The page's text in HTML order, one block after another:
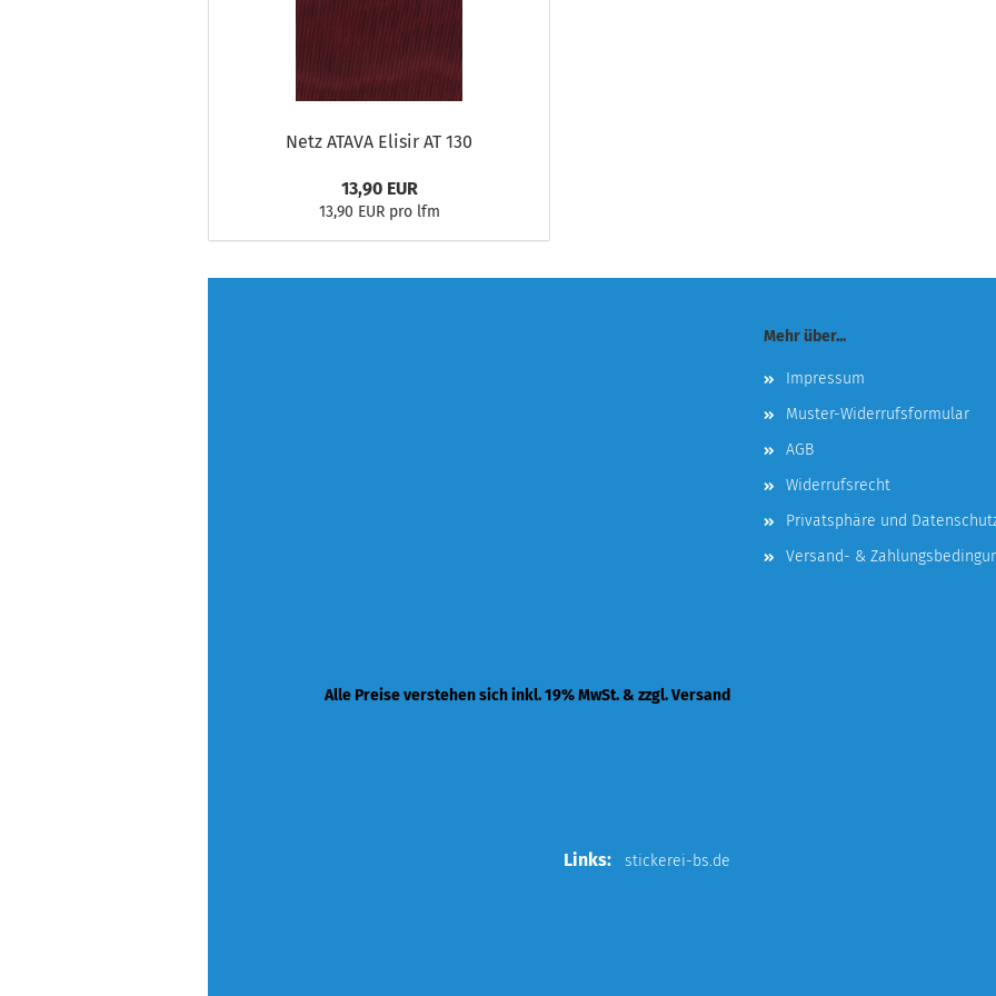
Netz ATAVA Elisir AT 130
13,90 EUR
13,90 EUR pro lfm
Mehr über...
Impressum
Muster-Widerrufsformular
AGB
Widerrufsrecht
Privatsphäre und
Versand- &
Alle Preise verstehen sich inkl. 19% MwSt. & zzgl. Versand
Links: stickerei-bs.de